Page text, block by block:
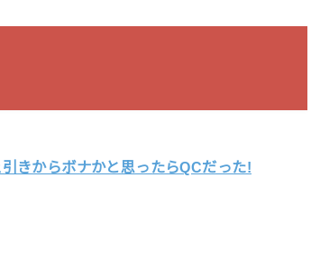
きからボナかと思ったらQCだった!